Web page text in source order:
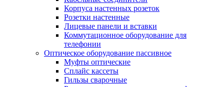
Корпуса настенных розеток
Розетки настенные
Лицевые панели и вставки
Коммутационное оборудование для
телефонии
Оптическое оборудование пассивное
Муфты оптические
Сплайс кассеты
Гильзы сварочные